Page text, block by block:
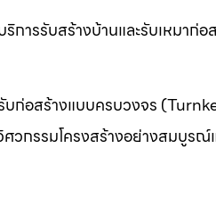
ารรับสร้างบ้านและรับเหมาก่
ก่อสร้างแบบครบวงจร
วกรรมโครงสร้างอย่างสมบูรณ์